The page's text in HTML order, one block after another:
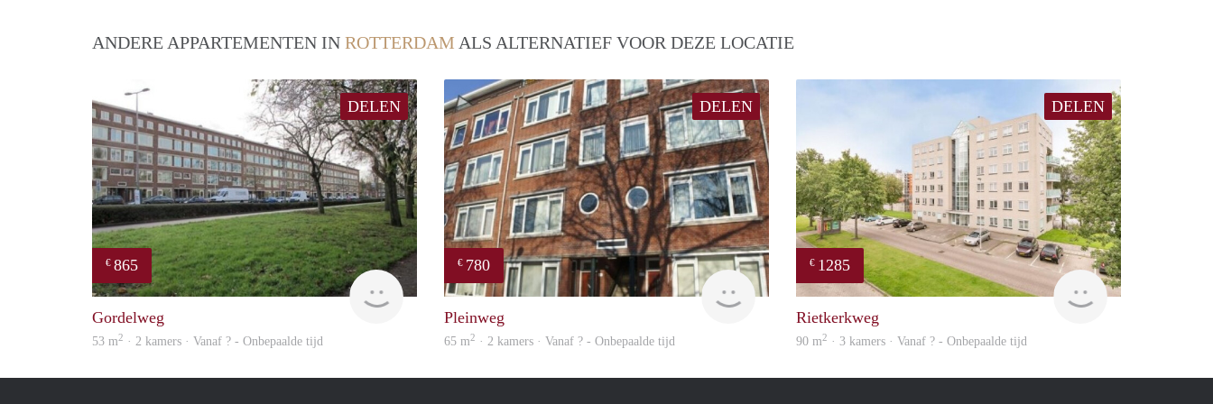
ANDERE APPARTEMENTEN IN ROTTERDAM ALS ALTERNATIEF VOOR DEZE LOCATIE
DELEN
€ 865
Gordelweg
53 m2 · 2 kamers · Vanaf ? - Onbepaalde tijd
DELEN
€ 780
finder
Pleinweg
65 m2 · 2 kamers · Vanaf ? - Onbepaalde tijd
DELEN
€ 1285
rent
Rietkerkweg
90 m2 · 3 kamers · Vanaf ? - Onbepaalde tijd